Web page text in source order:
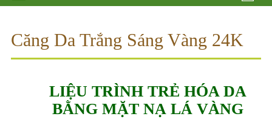
Căng Da Trắng Sáng Vàng 24K
LIỆU TRÌNH TRẺ HÓA DA
BẰNG MẶT NẠ LÁ VÀNG